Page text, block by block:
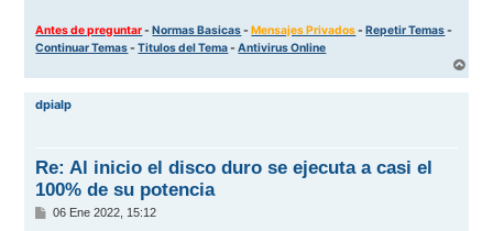
Antes de preguntar-Normas Basicas-Mensajes Privados-Repetir Temas-
Continuar Temas-Titulos del Tema-Antivirus Online
r
dpialp
Re: Al inicio el disco duro se ejecuta a casi el
100% de su potencia
M
06 Ene 2022, 15:12